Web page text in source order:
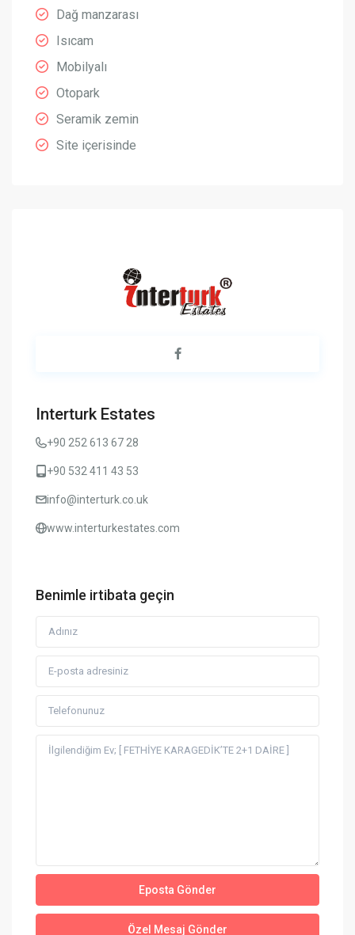
Dağ manzarası
Isıcam
Mobilyalı
Otopark
Seramik zemin
Site içerisinde
Interturk Estates
+90 252 613 67 28
+90 532 411 43 53
info@interturk.co.uk
www.interturkestates.com
Benimle irtibata geçin